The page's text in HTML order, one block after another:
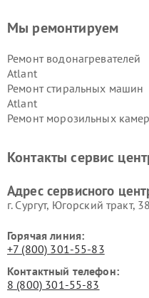
Мы ремонтируем
Ремонт водонагревателей
Atlant
Ремонт стиральных машин
Atlant
Ремонт морозильных
Контакты сервис
Адрес сервисного
г. Сургут, Югорский тракт,
Горячая линия:
+7 (800) 301-55-83
Контактный телефон:
8 (800) 301-55-83